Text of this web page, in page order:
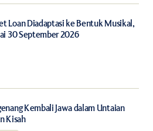
and website in this browser for
comments by email.
by email.
Loan Diadaptasi ke Bentuk Musikal,
30 September 2026
Kembali Jawa dalam Untaian
Kisah